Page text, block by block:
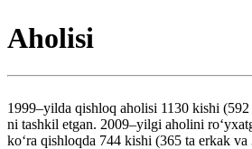
Aholisi
1999–yilda qishloq aholisi 1130 kishi
ni tashkil etgan. 2009–yilgi aholini
koʻra qishloqda 744 kishi (365 ta erkak va